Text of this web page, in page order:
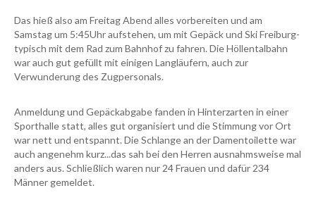
Das hieß also am Freitag Abend alles vorbereiten und am
Samstag um 5:45Uhr aufstehen, um mit Gepäck und Ski Freiburg-
typisch mit dem Rad zum Bahnhof zu fahren. Die Höllentalbahn
war auch gut gefüllt mit einigen Langläufern, auch zur
Verwunderung des Zugpersonals.
Anmeldung und Gepäckabgabe fanden in Hinterzarten in einer
Sporthalle statt, alles gut organisiert und die Stimmung vor Ort
war nett und entspannt. Die Schlange an der Damentoilette war
auch angenehm kurz...das sah bei den Herren ausnahmsweise mal
anders aus. Schließlich waren nur 24 Frauen und dafür 234
Männer gemeldet.